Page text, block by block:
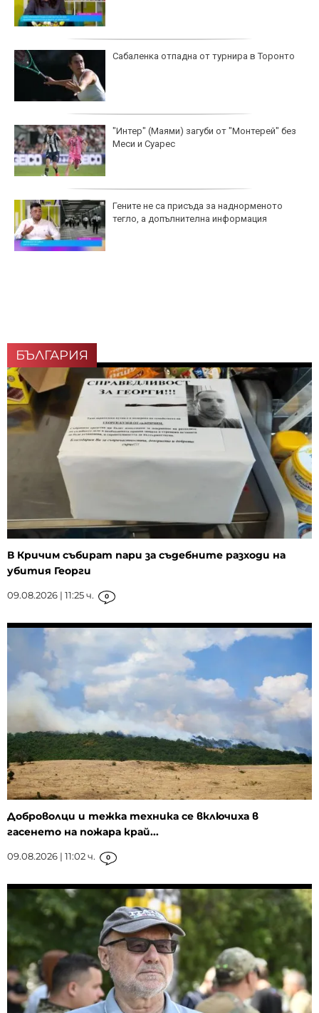
Сабаленка отпадна от турнира в Торонто
"Интер" (Маями) загуби от "Монтерей" без
Меси и Суарес
Гените не са присъда за наднорменото
тегло, а допълнителна информация
БЪЛГАРИЯ
В Кричим събират пари за съдебните разходи на
убития Георги
09.08.2026 | 11:25 ч. 0
Доброволци и тежка техника се включиха в
гасенето на пожара край...
09.08.2026 | 11:02 ч. 0